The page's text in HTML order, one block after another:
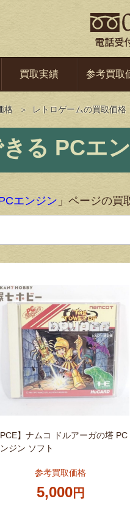
買取実績 参考買取
格 レトロゲームの買取価格
PCエ
エンジン 」ページの買
PCE】ナムコ ドルアーガの塔 PC
ジン ソフト
参考買取価格
5,000円